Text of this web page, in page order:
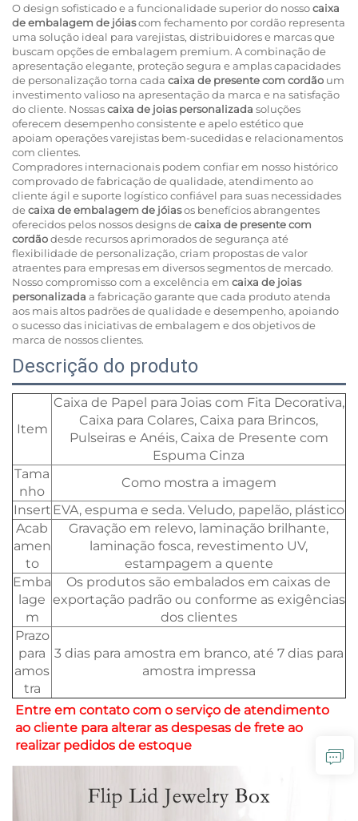
O design sofisticado e a funcionalidade superior do nossocaixa
de embalagem de jóiascom fechamento por cordão representa
uma solução ideal para varejistas, distribuidores e marcas que
buscam opções de embalagem premium. A combinação de
apresentação elegante, proteção segura e amplas capacidades
de personalização torna cada caixa de presente com cordão um
investimento valioso na apresentação da marca e na satisfação
do cliente. Nossascaixa de joias personalizada soluções
oferecem desempenho consistente e apelo estético que
apoiam operações varejistas bem-sucedidas e relacionamentos
com clientes.
Compradores internacionais podem confiar em nosso histórico
comprovado de fabricação de qualidade, atendimento ao
cliente ágil e suporte logístico confiável para suas necessidades
decaixa de embalagem de jóiasos benefícios abrangentes
oferecidos pelos nossos designs decaixa de presente com
cordãodesde recursos aprimorados de segurança até
flexibilidade de personalização, criam propostas de valor
atraentes para empresas em diversos segmentos de mercado.
Nosso compromisso com a excelência em caixa de joias
personalizada a fabricação garante que cada produto atenda
aos mais altos padrões de qualidade e desempenho, apoiando
o sucesso das iniciativas de embalagem e dos objetivos de
marca de nossos clientes.
Descrição do produto
Item
Caixa de Papel para Joias com Fita Decorativa,
Caixa para Colares, Caixa para Brincos,
Pulseiras e Anéis, Caixa de Presente com
Espuma Cinza
Tama
nho
Como mostra a imagem
Insert EVA, espuma e seda. Veludo, papelão, plástico
Acab
amen
to
Gravação em relevo, laminação brilhante,
laminação fosca, revestimento UV,
estampagem a quente
Emba
lage
m
Os produtos são embalados em caixas de
exportação padrão ou conforme as exigências
dos clientes
Prazo
para
amos
tra
3 dias para amostra em branco, até 7 dias para
amostra impressa
Entre em contato com o serviço de atendimento
ao cliente para alterar as despesas de frete ao
realizar pedidos de estoque